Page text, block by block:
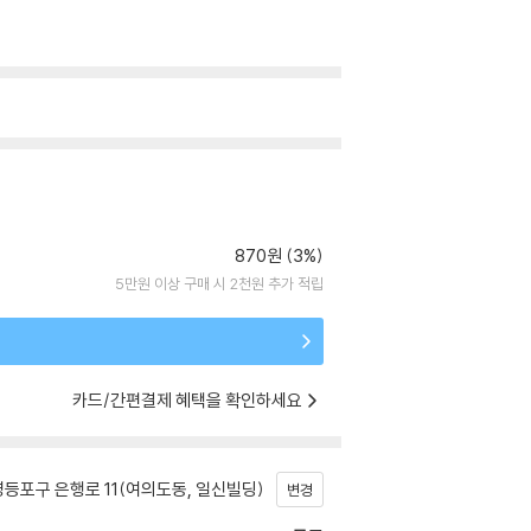
870원 (3%)
5만원 이상 구매 시 2천원 추가 적립
카드/간편결제 혜택을 확인하세요
포구 은행로 11(여의도동, 일신빌딩) 변경